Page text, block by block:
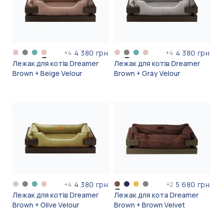
+4 4 380 грн
Лежак для котів Dreamer
Brown + Beige Velour
+4 4 380 грн
Лежак для котів Dreamer
Brown + Gray Velour
+4 4 380 грн
Лежак для котів Dreamer
Brown + Olive Velour
+2 5 680 грн
Лежак для кота Dreamer
Brown + Brown Velvet